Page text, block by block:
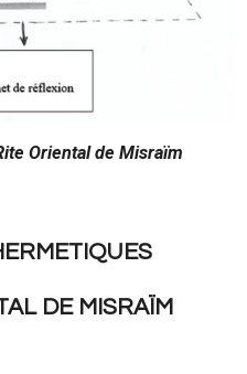
Oriental de Misraïm
DE MISRAÏM